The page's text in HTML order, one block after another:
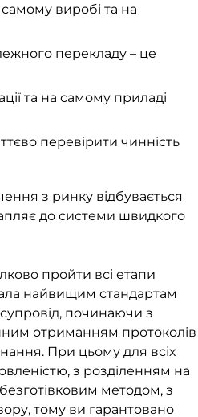
самому виробі та на
перекладу – це
та на самому приладі
перевірити чинність
з ринку відбувається
до системи швидкого
пройти всі етапи
найвищим стандартам
починаючи з
отриманням протоколів
При цьому для всіх
з розділенням на
методом, з
тому ви гарантовано